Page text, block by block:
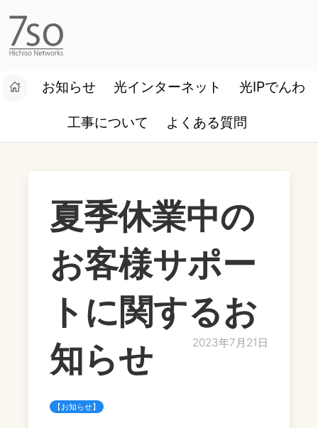
設定マニュアル お客様ログイン
お知らせ 光インターネット 光IPでんわ
工事について よくある質問
夏季休業中の
お客様サポー
トに関するお
知らせ
2023年7月21日
【お知らせ】